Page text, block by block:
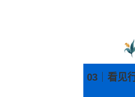
03｜ 看见